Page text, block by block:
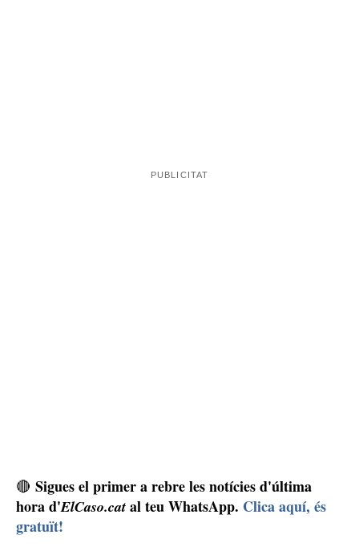
🔴 Sigues el primer a rebre les notícies d'última
hora d'ElCaso.cat al teu WhatsApp. Clica aquí, és
gratuït!